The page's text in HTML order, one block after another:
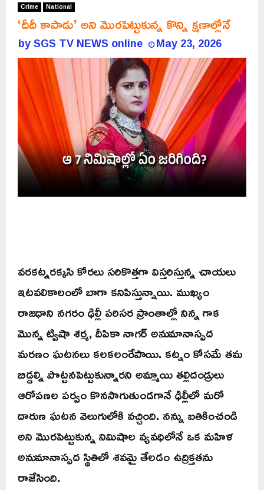
Crime National
‘దీదీ కాపాడు’ అని మొరపెట్టుకున్న కొన్ని క్షణాల్లోనే
bySGS TV NEWS online May 23, 2026
వరకట్నరక్కసి కోరలు సరికొత్తగా విస్తరిస్తున్న చాయలు
ఇటవలికాలంలో బాగా కనిపిస్తున్నాయి. ముఖ్యం
రాజధాని నగరం ఢిల్లీ పరిసర ప్రాంతాల్లో నిన్న గాక
మొన్న ట్విషా శర్మ, దీపికా నాగర్ అనుమానాస్పద
మరణం ఘటనలు కలకలంరేపాయి. కట్నం కోసమే తమ
బిడ్డల్ని పొట్టనపెట్టుకున్నారని అమ్మాయి తల్లిదండ్రులు
ఆరోపణల పర్వం కొనసాగుతుండగానే ఢిల్లీలో మరో
దారుణ ఘటన వెలుగులోకి వచ్చింది. నన్ను బతికించండి
అని మొరపెట్టుకున్న నిమిషాల వ్యవధిలోనే ఒక మహిళ
అనుమానాస్పద స్థితిలో శవమై తేలడం ఉద్రిక్తతను
రాజేసింది.